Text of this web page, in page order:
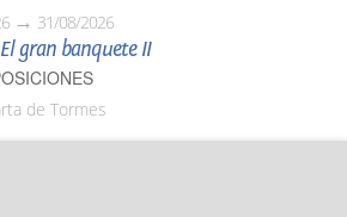
31/08/2026
gran banquete II
de Tormes